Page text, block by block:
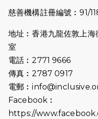
2026-07-09
猛龍
2026-07-02
2026-06-25
（
2026-06-18
猛龍長
慈善機構註冊編號︰91/
地址︰香港九龍佐敦上
室
電話︰2771 9666
傳真︰2787 0917
電郵︰
Facebook︰
https://